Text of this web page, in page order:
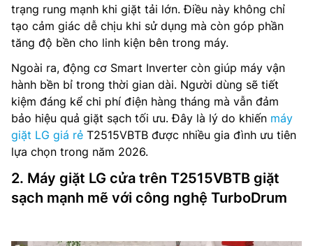
trạng rung mạnh khi giặt tải lớn. Điều này không chỉ
tạo cảm giác dễ chịu khi sử dụng mà còn góp phần
tăng độ bền cho linh kiện bên trong máy.
Ngoài ra, động cơ Smart Inverter còn giúp máy vận
hành bền bỉ trong thời gian dài. Người dùng sẽ tiết
kiệm đáng kể chi phí điện hàng tháng mà vẫn đảm
bảo hiệu quả giặt sạch tối ưu. Đây là lý do khiến máy
giặt LG giá rẻ T2515VBTB được nhiều gia đình ưu tiên
lựa chọn trong năm 2026.
2. Máy giặt LG cửa trên T2515VBTB giặt
sạch mạnh mẽ với công nghệ TurboDrum